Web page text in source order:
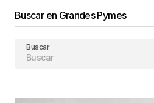
Buscar en Grandes Pymes
Buscar